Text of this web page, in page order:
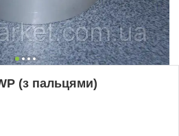
(з пальцями)